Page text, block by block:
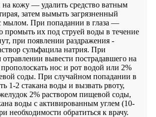
кожу — удалить средство ватным
затем вымыть загрязненный
мылом. При попадании в глаза —
промыть их под струей воды в течение
при появлении раздражения -
сульфацила натрия. При
вывести пострадавшего на
нос и рот водой или 2%
соды. При случайном попадании в
1-2 стакана воды и вызвать рвоту,
2% раствором пищевой соды,
воды с активированным углем (10-
необходимости обратиться к врачу.